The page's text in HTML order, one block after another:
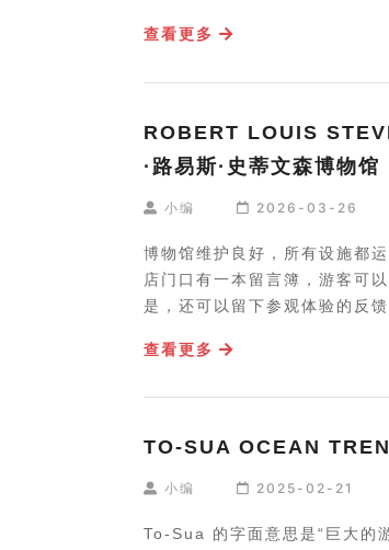
查看更多
ROBERT LOUIS
·路易斯·史蒂文森博物馆
小编 2026-03-26
博物馆维护良好，所有设施都
店门口有一本留言簿，游客可
是，还可以留下参观体验的反馈
查看更多
TO-SUA OCEAN
小编 2025-02-21
To-Sua 的字面意思是“巨大的